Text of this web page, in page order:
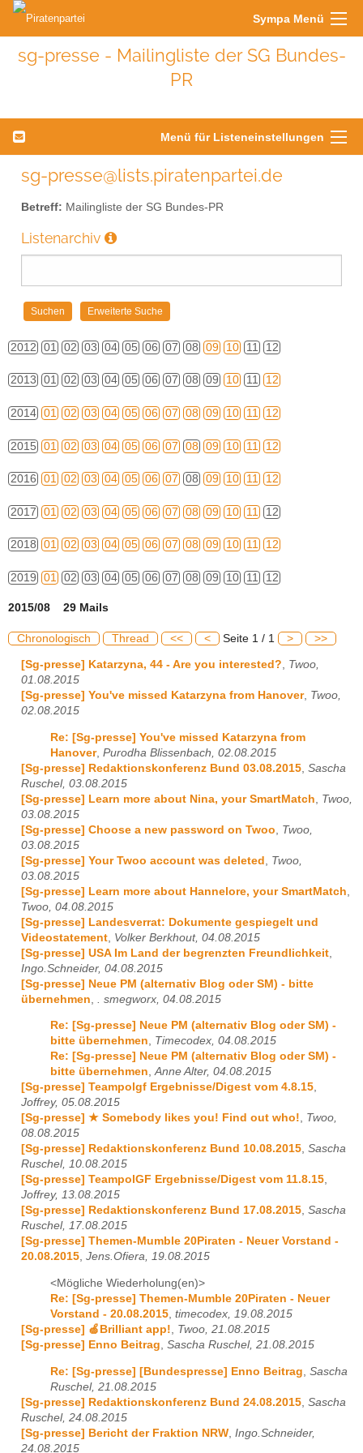
Sympa Menü
sg-presse - Mailingliste der SG Bundes-
PR
Menü für Listeneinstellungen
sg-presse@lists.piratenpartei.de
Betreff: Mailingliste der SG Bundes-PR
Listenarchiv
2012 01 02 03 04 05 06 07 08 09 10 11 12
2013 01 02 03 04 05 06 07 08 09 10 11 12
2014 01 02 03 04 05 06 07 08 09 10 11 12
2015 01 02 03 04 05 06 07 08 09 10 11 12
2016 01 02 03 04 05 06 07 08 09 10 11 12
2017 01 02 03 04 05 06 07 08 09 10 11 12
2018 01 02 03 04 05 06 07 08 09 10 11 12
2019 01 02 03 04 05 06 07 08 09 10 11 12
2015/08 29 Mails
Chronologisch Thread << < Seite 1 / 1 > >>
[Sg-presse] Katarzyna, 44 - Are you interested?, Twoo,
01.08.2015
[Sg-presse] You've missed Katarzyna from Hanover, Twoo,
02.08.2015
Re: [Sg-presse] You've missed Katarzyna from
Hanover, Purodha Blissenbach, 02.08.2015
[Sg-presse] Redaktionskonferenz Bund 03.08.2015 Sascha
Ruschel, 03.08.2015
[Sg-presse] Learn more about Nina, your SmartMatch
Twoo,
03.08.2015
[Sg-presse] Choose a new password on Twoo
Twoo,
03.08.2015
[Sg-presse] Your Twoo account was deleted
Twoo,
03.08.2015
[Sg-presse] Learn more about Hannelore, your SmartMatch
Twoo, 04.08.2015
[Sg-presse] Landesverrat: Dokumente gespiegelt und
Videostatement Volker Berkhout, 04.08.2015
[Sg-presse] USA Im Land der begrenzten Freundlichkeit
Ingo.Schneider, 04.08.2015
[Sg-presse] Neue PM (alternativ Blog oder SM) - bitte
übernehmen
. smegworx, 04.08.2015
Re: [Sg-presse] Neue PM (alternativ Blog oder SM) -
bitte übernehmen, Timecodex, 04.08.2015
Re: [Sg-presse] Neue PM (alternativ Blog oder SM) -
bitte übernehmen,Anne Alter, 04.08.2015
[Sg-presse] Teampolgf Ergebnisse/Digest vom 4.8.15,
Joffrey, 05.08.2015
[Sg-presse] ★ Somebody likes you! Find out who!, Twoo,
08.08.2015
[Sg-presse] Redaktionskonferenz Bund 10.08.2015, Sascha
Ruschel, 10.08.2015
[Sg-presse] TeampolGF Ergebnisse/Digest vom 11.8.15,
Joffrey, 13.08.2015
[Sg-presse] Redaktionskonferenz Bund 17.08.2015, Sascha
Ruschel, 17.08.2015
[Sg-presse] Themen-Mumble 20Piraten - Neuer Vorstand -
20.08.2015, Jens.Ofiera, 19.08.2015
<Mögliche Wiederholung(en)>
Re: [Sg-presse] Themen-Mumble 20Piraten - Neuer
Vorstand - 20.08.2015 timecodex, 19.08.2015
[Sg-presse] 🍏Brilliant app!
Twoo, 21.08.2015
[Sg-presse] Enno Beitrag Sascha Ruschel, 21.08.2015
Re: [Sg-presse] [Bundespresse] Enno Beitrag Sascha
Ruschel, 21.08.2015
[Sg-presse] Redaktionskonferenz Bund 24.08.2015 Sascha
Ruschel, 24.08.2015
[Sg-presse] Bericht der Fraktion NRW Ingo.Schneider,
24.08.2015